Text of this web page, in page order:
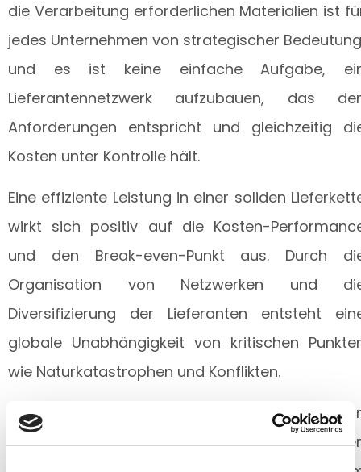
die Verarbeitung erforderlichen Materialien ist
jedes Unternehmen von strategischer
und es ist keine einfache Aufgabe,
Lieferantennetzwerk aufzubauen, das
Anforderungen entspricht und gleichzeitig
Kosten unter Kontrolle hält.
Eine effiziente Leistung in einer soliden
wirkt sich positiv auf die Kosten-
und den Break-even-Punkt aus. Durch
Organisation von Netzwerken und
Diversifizierung der Lieferanten entsteht
globale Unabhängigkeit von kritischen
wie Naturkatastrophen und Konflikten.
Origami unterstützt seine Kunden dabei,
robustes Netzwerk für ihre Einkäufe